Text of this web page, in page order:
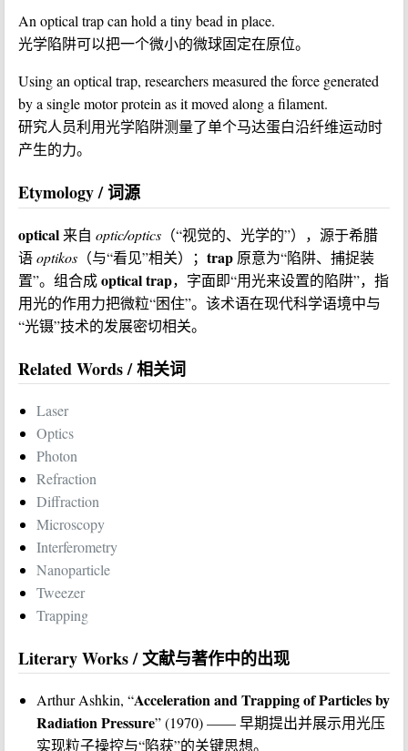
An optical trap can hold a tiny bead in place.
光学陷阱可以把一个微小的微球固定在原位。
Using an optical trap, researchers measured the force generated
by a single motor protein as it moved along a filament.
研究人员利用光学陷阱测量了单个马达蛋白沿纤维运动时
产生的力。
Etymology / 词源
optical 来自 optic/optics （“视觉的、光学的”），源于希腊
语optikos （与“看见”相关）； trap 原意为“陷阱、捕捉装
置”。组合成optical trap，字面即“用光来设置的陷阱”，指
用光的作用力把微粒“困住”。该术语在现代科学语境中与
“光镊”技术的发展密切相关。
Related Words / 相关词
Laser
Optics
Photon
Refraction
Diffraction
Microscopy
Interferometry
Nanoparticle
Tweezer
Trapping
Literary Works / 文献与著作中的出现
Arthur Ashkin, “Acceleration and Trapping of Particles by
Radiation Pressure” (1970) —— 早期提出并展示用光压
实现粒子操控与“陷获”的关键思想。